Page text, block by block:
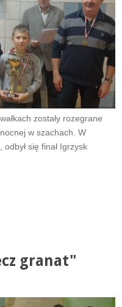
zostały rozegrane
w szachach. W
się finał Igrzysk
granat"